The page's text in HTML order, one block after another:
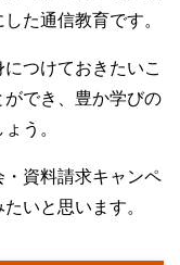
た通信教育です。
つけておきたいこ
でき、豊か学びの
う。
資料請求キャンペ
いと思います。